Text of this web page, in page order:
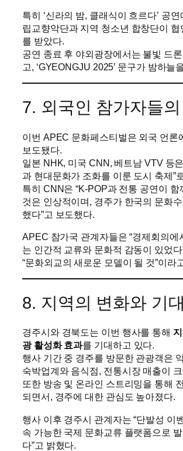
특히 ‘신라의 밤, 클래식이 흐르다’ 공
립교향악단과 지역 청소년 합창단이 협
를 받았다.
공연 종료 후 야외광장에서는 불빛 드
고, ‘GYEONGJU 2025’ 문구가 밤하늘
7. 외국인 참가자들
이번 APEC 문화페스티벌은 외국 언론
보도됐다.
일본 NHK, 미국 CNN, 베트남 VTV 등
과 현대문화가 조화를 이룬 도시 축제”
특히 CNN은 “K-POP과 전통 공연이 함
것은 인상적이며, 경주가 한국의 문화
했다”고 보도했다.
APEC 참가국 관계자들은 “경제회의에
는 인간적 교류와 문화적 감동이 있었다
“문화외교의 새로운 모델이 될 것”이라
8. 지역의 변화와 기
경주시와 경북도는 이번 행사를 통해
광 활성화 효과를 기대하고 있다.
행사 기간 중 경주를 방문한 관광객은
숙박업계와 음식점, 전통시장 매출이
또한 방송 및 온라인 스트리밍을 통해
되면서, 경주에 대한 관심도 높아졌다.
행사 이후 경주시 관계자는 “단발성 이
속 가능한 국제 문화교류 플랫폼으로
다”고 밝혔다.